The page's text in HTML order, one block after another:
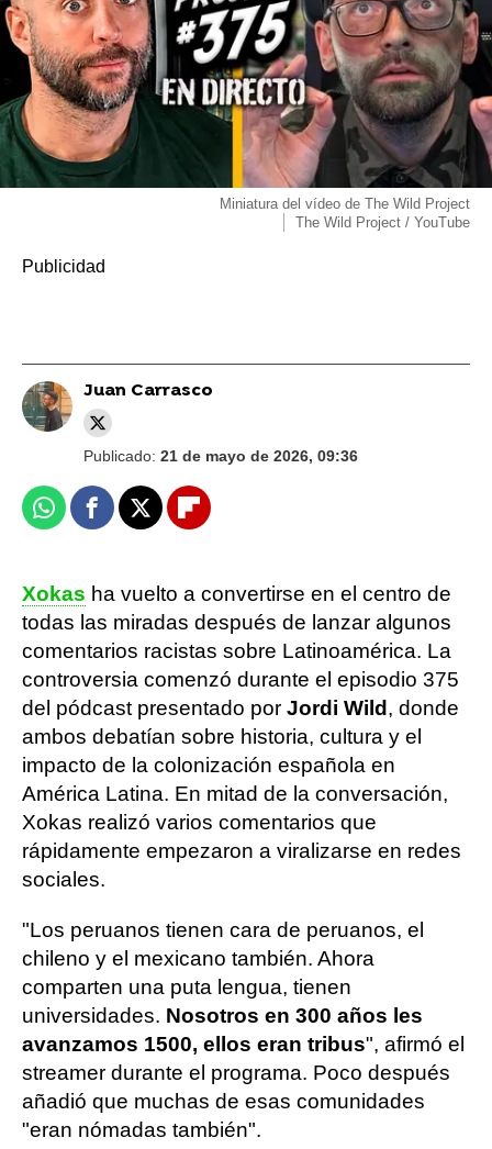
Miniatura del vídeo de The Wild Project
The Wild Project / YouTube
Juan Carrasco
Publicado: 21 de mayo de 2026, 09:36
WhatsappFacebook
X Flipboard
Xokas ha vuelto a convertirse en el centro de
todas las miradas después de lanzar algunos
comentarios racistas sobre Latinoamérica. La
controversia comenzó durante el episodio 375
del pódcast presentado por Jordi Wild , donde
ambos debatían sobre historia, cultura y el
impacto de la colonización española en
América Latina. En mitad de la conversación,
Xokas realizó varios comentarios que
rápidamente empezaron a viralizarse en redes
sociales.
"Los peruanos tienen cara de peruanos, el
chileno y el mexicano también. Ahora
comparten una puta lengua, tienen
universidades. Nosotros en 300 años les
avanzamos 1500, ellos eran tribus", afirmó el
streamer durante el programa. Poco después
añadió que muchas de esas comunidades
"eran nómadas también".